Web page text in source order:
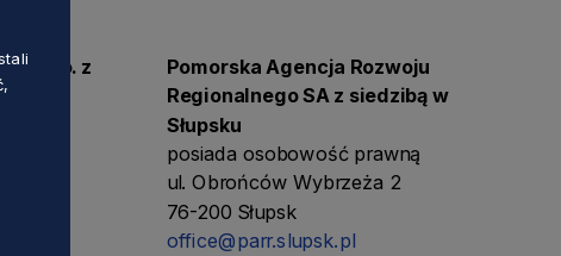
z o.o. z
Pomorska Agencja Rozwoju
Regionalnego SA z siedzibą w
Słupsku
posiada osobowość prawną
ul. Obrońców Wybrzeża 2
76-200 Słupsk
office@parr.slupsk.pl